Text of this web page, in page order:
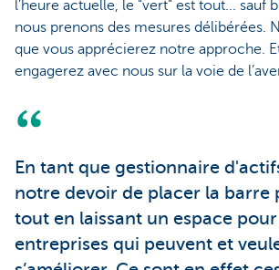
l’heure actuelle, le "vert" est tout... sauf
nous prenons des mesures délibérées.
que vous apprécierez notre approche.
engagerez avec nous sur la voie de
En tant que gestionnaire
notre devoir de placer la barre
tout en laissant un espace
entreprises qui peuvent et